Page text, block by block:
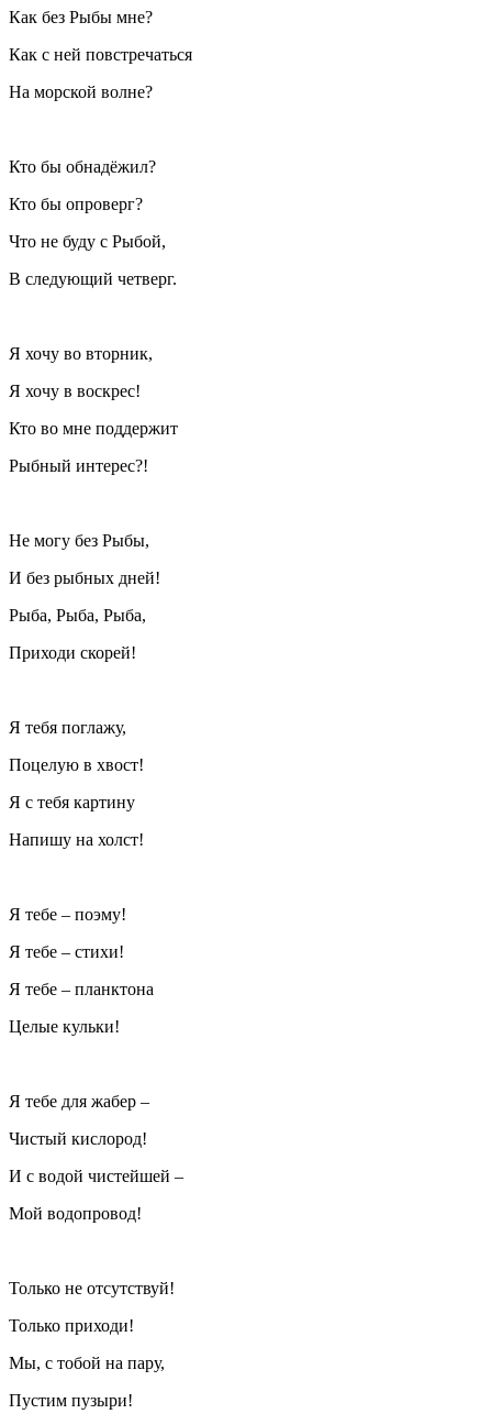
Как без Рыбы мне?
Как с ней повстречаться
На морской волне?
Кто бы обнадёжил?
Кто бы опроверг?
Что не буду с Рыбой,
В следующий четверг.
Я хочу во вторник,
Я хочу в воскрес!
Кто во мне поддержит
Рыбный интерес?!
Не могу без Рыбы,
И без рыбных дней!
Рыба, Рыба, Рыба,
Приходи скорей!
Я тебя поглажу,
Поцелую в хвост!
Я с тебя картину
Напишу на холст!
Я тебе – поэму!
Я тебе – стихи!
Я тебе – планктона
Целые кульки!
Я тебе для жабер –
Чистый кислород!
И с водой чистейшей –
Мой водопровод!
Только не отсутствуй!
Только приходи!
Мы, с тобой на пару,
Пустим пузыри!